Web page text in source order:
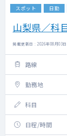
スポット 日勤
山梨県／科
掲載更新日 : 2026年08月03
路線
勤務地
科目
日程/時間